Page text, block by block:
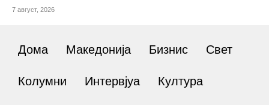
7 август, 2026
Дома Македонија Бизнис Свет
Колумни Интервјуа Култура